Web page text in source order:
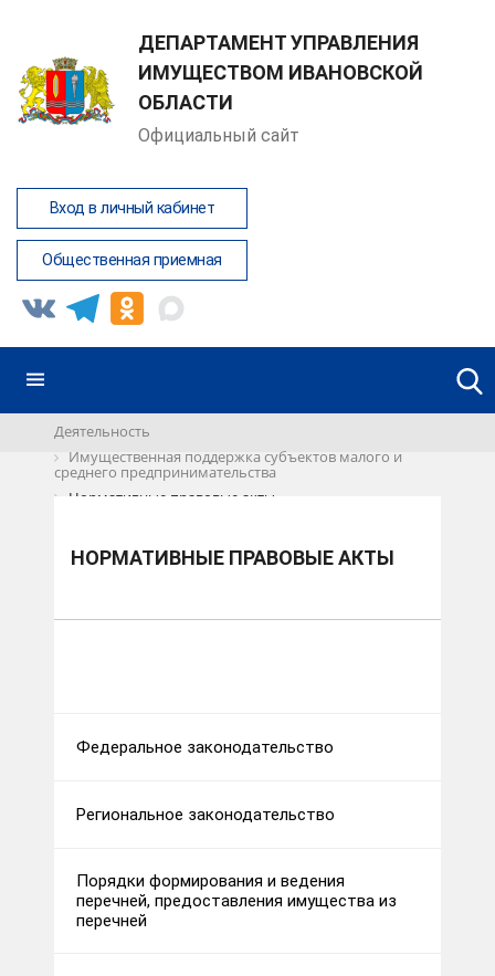
ДЕПАРТАМЕНТ УПРАВЛЕНИЯ
ИМУЩЕСТВОМ ИВАНОВСКОЙ
ОБЛАСТИ
Официальный сайт
Вход в личный кабинет
Общественная приемная
Деятельность
Имущественная поддержка субъектов малого и
среднего предпринимательства
Нормативные правовые акты
НОРМАТИВНЫЕ ПРАВОВЫЕ АКТЫ
Федеральное законодательство
Региональное законодательство
Порядки формирования и ведения
перечней, предоставления имущества из
перечней